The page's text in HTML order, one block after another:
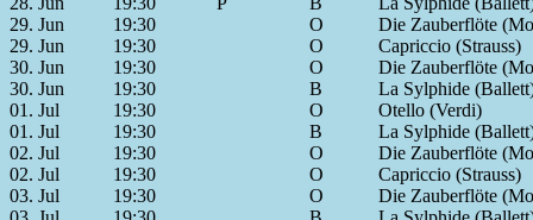
29. Jun
19:30 O
Die Zauberflöte
29. Jun
19:30 O
Capriccio (Strauss)
30. Jun
19:30 O
Die Zauberflöte
30. Jun
19:30 B
La Sylphide
01. Jul
19:30 O
Otello (Verdi)
01. Jul
19:30 B
La Sylphide
02. Jul
19:30 O
Die Zauberflöte
02. Jul
19:30 O
Capriccio (Strauss)
03. Jul
19:30 O
Die Zauberflöte